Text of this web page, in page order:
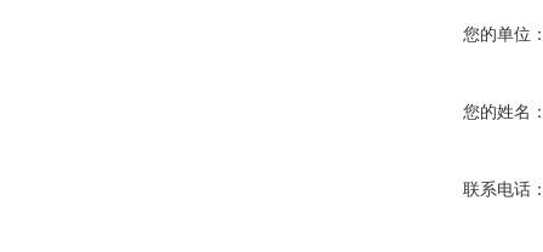
您的单位
您的姓名
联系电话